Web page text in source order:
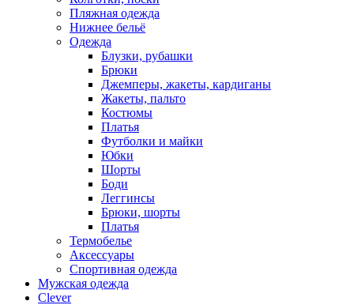
Пляжная одежда
Нижнее бельё
Одежда
Блузки, рубашки
Брюки
Джемперы, жакеты, кардиганы
Жакеты, пальто
Костюмы
Платья
Футболки и майки
Юбки
Шорты
Боди
Леггинсы
Брюки, шорты
Платья
Термобелье
Аксессуары
Спортивная одежда
Мужская одежда
Clever